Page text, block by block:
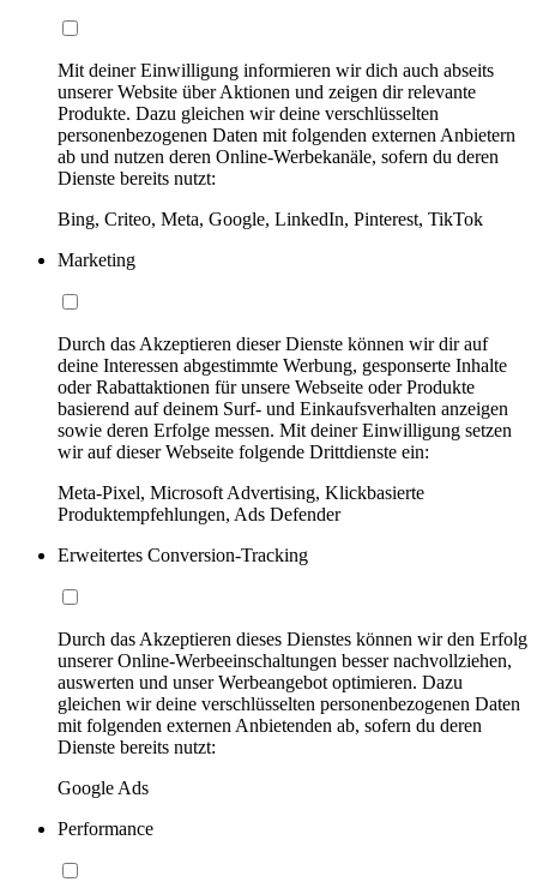
Mit deiner Einwilligung informieren wir dich auch abseits
unserer Website über Aktionen und zeigen dir relevante
Produkte. Dazu gleichen wir deine verschlüsselten
personenbezogenen Daten mit folgenden externen Anbietern
ab und nutzen deren Online-Werbekanäle, sofern du deren
Dienste bereits nutzt:
Bing, Criteo, Meta, Google, LinkedIn, Pinterest, TikTok
Marketing
Durch das Akzeptieren dieser Dienste können wir dir auf
deine Interessen abgestimmte Werbung, gesponserte Inhalte
oder Rabattaktionen für unsere Webseite oder Produkte
basierend auf deinem Surf- und Einkaufsverhalten anzeigen
sowie deren Erfolge messen. Mit deiner Einwilligung setzen
wir auf dieser Webseite folgende Drittdienste ein:
Meta-Pixel, Microsoft Advertising, Klickbasierte
Produktempfehlungen, Ads Defender
Erweitertes Conversion-Tracking
Durch das Akzeptieren dieses Dienstes können wir den Erfolg
unserer Online-Werbeeinschaltungen besser nachvollziehen,
auswerten und unser Werbeangebot optimieren. Dazu
gleichen wir deine verschlüsselten personenbezogenen Daten
mit folgenden externen Anbietenden ab, sofern du deren
Dienste bereits nutzt:
Google Ads
Performance